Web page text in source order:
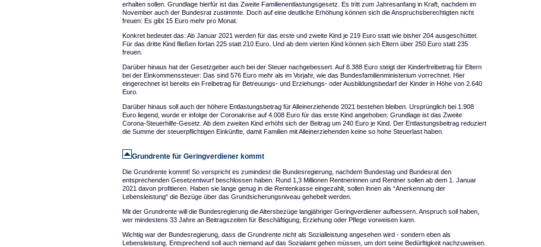
erhalten sollen. Grundlage hierfür ist das Zweite Familienentlastungsgesetz. Es tritt zum Jahresanfang in Kraft, nachdem im
November auch der Bundesrat zustimmte. Doch auf eine deutliche Erhöhung können sich die Anspruchsberechtigten nicht
freuen: Es gibt 15 Euro mehr pro Monat.
Konkret bedeutet das: Ab Januar 2021 werden für das erste und zweite Kind je 219 Euro statt wie bisher 204 ausgeschüttet.
Für das dritte Kind fließen fortan 225 statt 210 Euro. Und ab dem vierten Kind können sich Eltern über 250 Euro statt 235
freuen.
Darüber hinaus hat der Gesetzgeber auch bei der Steuer nachgebessert. Auf 8.388 Euro steigt der Kinderfreibetrag für Eltern
bei der Einkommenssteuer: Das sind 576 Euro mehr als im Vorjahr, wie das Bundesfamilienministerium vorrechnet. Hier
eingerechnet ist bereits ein Freibetrag für Betreuungs- und Erziehungs- oder Ausbildungsbedarf der Kinder in Höhe von 2.640
Euro.
Darüber hinaus soll auch der höhere Entlastungsbetrag für Alleinerziehende 2021 bestehen bleiben. Ursprünglich bei 1.908
Euro liegend, wurde er infolge der Coronakrise auf 4.008 Euro für das erste Kind angehoben: Grundlage ist das Zweite
Corona-Steuerhilfe-Gesetz. Ab dem zweiten Kind erhöht sich der Beitrag um 240 Euro je Kind. Der Entlastungsbeitrag reduziert
die Summe der steuerpflichtigen Einkünfte, damit Familien mit Alleinerziehenden keine so hohe Steuerlast haben.
Grundrente für Geringverdiener kommt
Die Grundrente kommt! So verspricht es zumindest die Bundesregierung, nachdem Bundestag und Bundesrat den
entsprechenden Gesetzentwurf beschlossen haben. Rund 1,3 Millionen Rentnerinnen und Rentner sollen ab dem 1. Januar
2021 davon profitieren. Haben sie lange genug in die Rentenkasse eingezahlt, sollen ihnen als “Anerkennung der
Lebensleistung“ die Bezüge über das Grundsicherungsniveau gehebelt werden.
Mit der Grundrente will die Bundesregierung die Altersbezüge langjähriger Geringverdiener aufbessern. Anspruch soll haben,
wer mindestens 33 Jahre an Beitragszeiten für Beschäftigung, Erziehung oder Pflege vorweisen kann.
Wichtig war der Bundesregierung, dass die Grundrente nicht als Sozialleistung angesehen wird - sondern eben als
Lebensleistung. Entsprechend soll auch niemand auf das Sozialamt gehen müssen, um dort seine Bedürftigkeit nachzuweisen.